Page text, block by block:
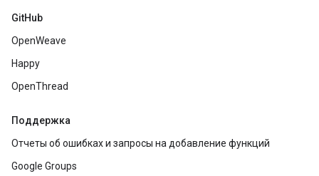
GitHub
OpenWeave
Happy
OpenThread
Поддержка
Отчеты об ошибках и запросы на добавление функций
Google Groups